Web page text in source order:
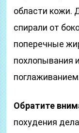
области кожи.
спирали от
поперечные
похлопывания
Обратите
похудения